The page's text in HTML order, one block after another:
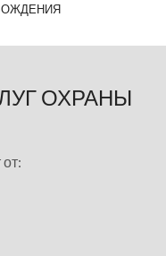
ОХРАНЫ